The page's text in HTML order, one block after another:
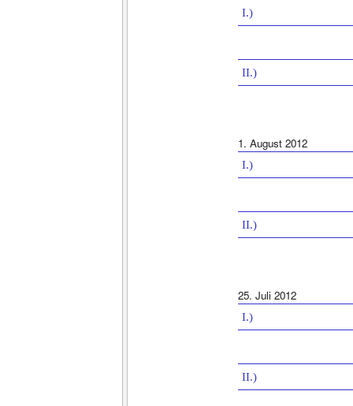
I.)
II.)
1. August 2012
I.)
II.)
25. Juli 2012
I.)
II.)